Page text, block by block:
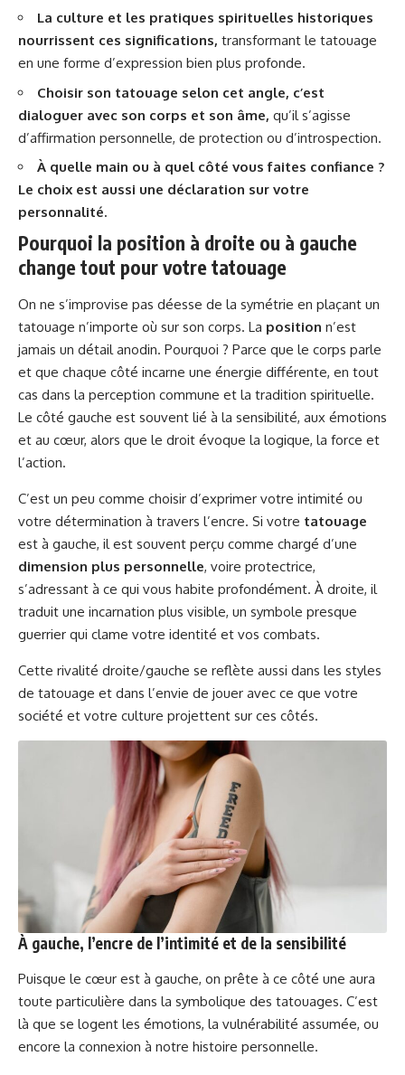
La culture et les pratiques spirituelles historiques
nourrissent ces significations, transformant le tatouage
en une forme d’expression bien plus profonde.
Choisir son tatouage selon cet angle, c’est
dialoguer avec son corps et son âme, qu’il s’agisse
d’affirmation personnelle, de protection ou d’introspection.
À quelle main ou à quel côté vous faites confiance ?
Le choix est aussi une déclaration sur votre
personnalité.
Pourquoi la position à droite ou à gauche
change tout pour votre tatouage
On ne s’improvise pas déesse de la symétrie en plaçant un
tatouage n’importe où sur son corps. La position n’est
jamais un détail anodin. Pourquoi ? Parce que le corps parle
et que chaque côté incarne une énergie différente, en tout
cas dans la perception commune et la tradition spirituelle.
Le côté gauche est souvent lié à la sensibilité, aux émotions
et au cœur, alors que le droit évoque la logique, la force et
l’action.
C’est un peu comme choisir d’exprimer votre intimité ou
votre détermination à travers l’encre. Si votre tatouage
est à gauche, il est souvent perçu comme chargé d’une
dimension plus personnelle, voire protectrice,
s’adressant à ce qui vous habite profondément. À droite, il
traduit une incarnation plus visible, un symbole presque
guerrier qui clame votre identité et vos combats.
Cette rivalité droite/gauche se reflète aussi dans les styles
de tatouage et dans l’envie de jouer avec ce que votre
société et votre culture projettent sur ces côtés.
À gauche, l’encre de l’intimité et de la sensibilité
Puisque le cœur est à gauche, on prête à ce côté une aura
toute particulière dans la symbolique des tatouages. C’est
là que se logent les émotions, la vulnérabilité assumée, ou
encore la connexion à notre histoire personnelle.